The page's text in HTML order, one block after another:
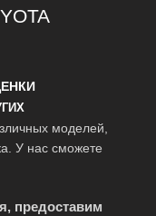
моделей,
У нас сможете
предоставим